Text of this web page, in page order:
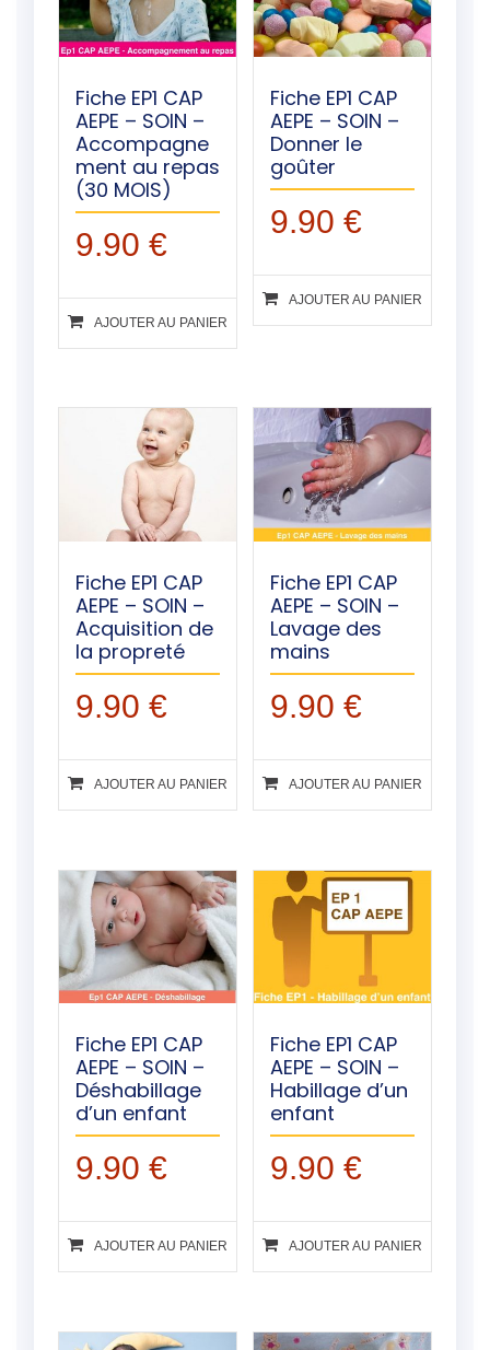
Fiche EP1 CAP
AEPE – SOIN –
Accompagne
ment au repas
(30 MOIS)
9.90 €
AJOUTER AU PANIER
Fiche EP1 CAP
AEPE – SOIN –
Donner le
goûter
9.90 €
AJOUTER AU PANIER
Fiche EP1 CAP
AEPE – SOIN –
Acquisition de
la propreté
9.90 €
AJOUTER AU PANIER
Fiche EP1 CAP
AEPE – SOIN –
Lavage des
mains
9.90 €
AJOUTER AU PANIER
Fiche EP1 CAP
AEPE – SOIN –
Déshabillage
d’un enfant
9.90 €
AJOUTER AU PANIER
Fiche EP1 CAP
AEPE – SOIN –
Habillage d’un
enfant
9.90 €
AJOUTER AU PANIER